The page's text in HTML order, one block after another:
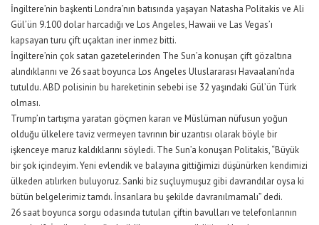
İngiltere’nin başkenti Londra’nın batısında yaşayan Natasha Politakis ve Ali
Gül’ün 9.100 dolar harcadığı ve Los Angeles, Hawaii ve Las Vegas’ı
kapsayan turu çift uçaktan iner inmez bitti.
İngiltere’nin çok satan gazetelerinden The Sun’a konuşan çift gözaltına
alındıklarını ve 26 saat boyunca Los Angeles Uluslararası Havaalanı’nda
tutuldu. ABD polisinin bu hareketinin sebebi ise 32 yaşındaki Gül’ün Türk
olması.
Trump’ın tartışma yaratan göçmen kararı ve Müslüman nüfusun yoğun
olduğu ülkelere taviz vermeyen tavrının bir uzantısı olarak böyle bir
işkenceye maruz kaldıklarını söyledi. The Sun’a konuşan Politakis, “Büyük
bir şok içindeyim. Yeni evlendik ve balayına gittiğimizi düşünürken kendimizi
ülkeden atılırken buluyoruz. Sanki biz suçluymuşuz gibi davrandılar oysa ki
bütün belgelerimiz tamdı. İnsanlara bu şekilde davranılmamalı” dedi.
26 saat boyunca sorgu odasında tutulan çiftin bavulları ve telefonlarının